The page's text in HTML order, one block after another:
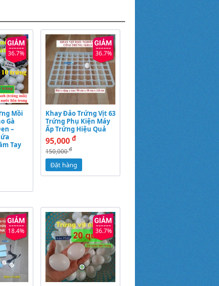
36.7%
Mồi
Gà
–
Tay
36.7%
Khay Đảo Trứng Vịt 63
Trứng Phụ Kiện Máy
Ấp Trứng Hiệu Quả
95,000 đ
150,000đ
Đặt hàng
18.4% 36.7%